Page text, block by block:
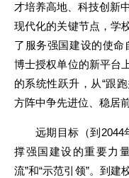
才培养高地、科技创新
现代化的关键节点，学
了服务强国建设的使命
博士授权单位的新平台
的系统性跃升，从“跟
方阵中争先进位、稳居前
远期目标（到2044
撑强国建设的重要力
流”和“示范引领”。到